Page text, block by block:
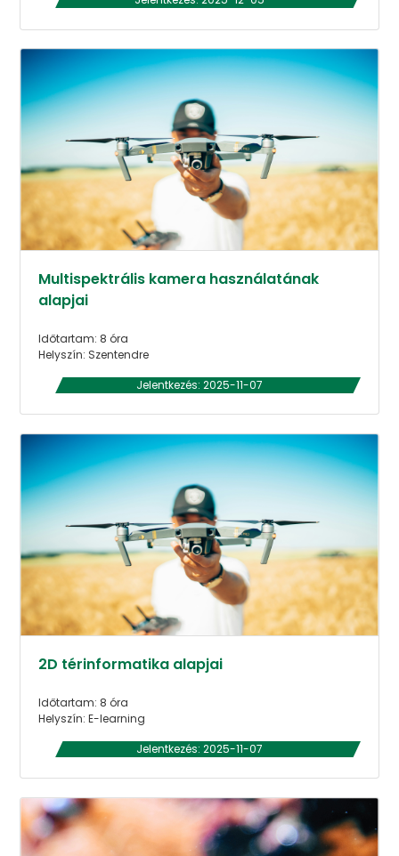
Multispektrális kamera használatának
alapjai
Időtartam: 8 óra
Helyszín: Szentendre
Jelentkezés: 2025-11-07
2D térinformatika alapjai
Időtartam: 8 óra
Helyszín: E-learning
Jelentkezés: 2025-11-07